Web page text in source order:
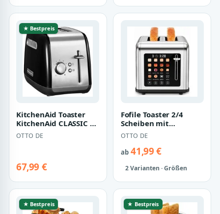
★ Bestpreis
KitchenAid Toaster
KitchenAid CLASSIC 2
Scheiben Toaster -
ONYX SCHWAR…
OTTO DE
67,99 €
Fofile Toaster 2/4
Scheiben mit
Abbruch-, Auftau- &
Aufwärmfunktion, 4…
OTTO DE
ab41,99 €
2 Varianten · Größen
★ Bestpreis ★ Bestpreis